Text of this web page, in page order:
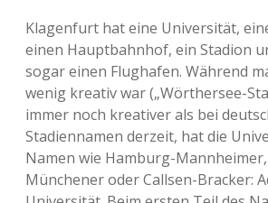
Klagenfurt hat eine Universität,
einen Hauptbahnhof, ein Stadion
sogar einen Flughafen. Während
wenig kreativ war („Wörthersee-
immer noch kreativer als bei
Stadiennamen derzeit, hat die
Namen wie Hamburg-
Münchener oder Callsen-Bracker: